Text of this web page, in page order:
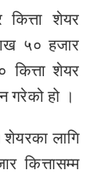
कित्ता शेयर
५० हजार
कित्ता शेयर
गरेको हो ।
लागि
कित्तासम्म